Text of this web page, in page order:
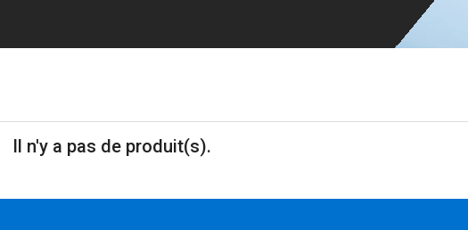
Il n'y a pas de produit(s).